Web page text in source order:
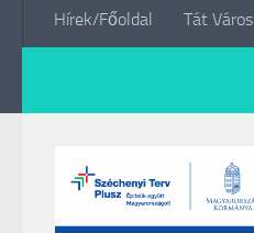
Hírek/Főoldal Tát Város